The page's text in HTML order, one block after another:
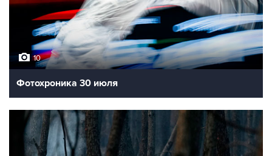
10
Фотохроника 30 июля